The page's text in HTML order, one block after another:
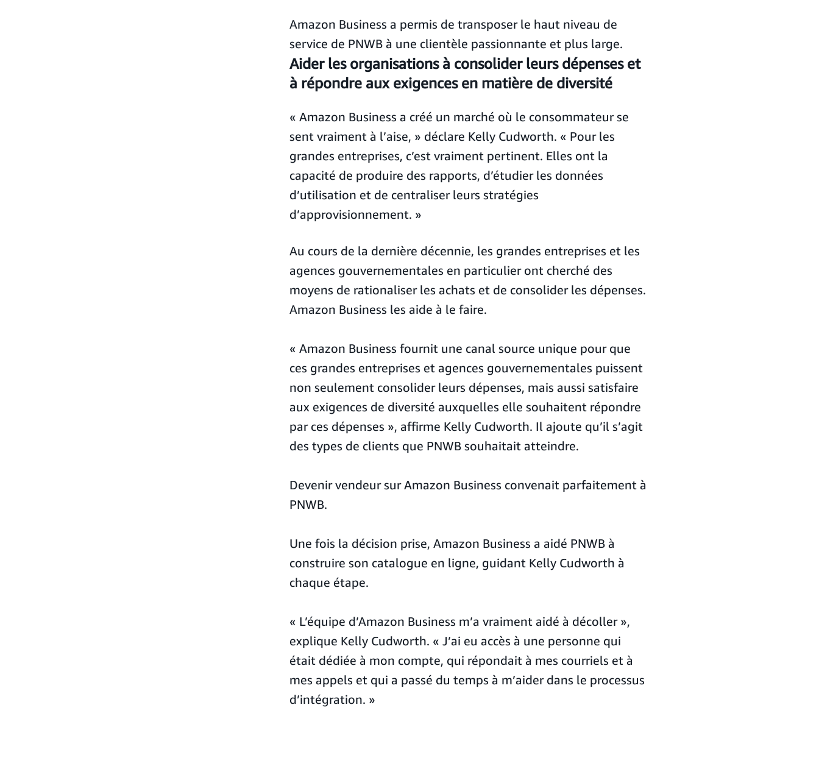
Amazon Business a permis de transposer le haut niveau de
service de PNWB à une clientèle passionnante et plus large.
Aider les organisations à consolider leurs dépenses et
à répondre aux exigences en matière de diversité
« Amazon Business a créé un marché où le consommateur se
sent vraiment à l’aise, » déclare Kelly Cudworth. « Pour les
grandes entreprises, c’est vraiment pertinent. Elles ont la
capacité de produire des rapports, d’étudier les données
d’utilisation et de centraliser leurs stratégies
d’approvisionnement. »
Au cours de la dernière décennie, les grandes entreprises et les
agences gouvernementales en particulier ont cherché des
moyens de rationaliser les achats et de consolider les dépenses.
Amazon Business les aide à le faire.
« Amazon Business fournit une canal source unique pour que
ces grandes entreprises et agences gouvernementales puissent
non seulement consolider leurs dépenses, mais aussi satisfaire
aux exigences de diversité auxquelles elle souhaitent répondre
par ces dépenses », affirme Kelly Cudworth. Il ajoute qu’il s’agit
des types de clients que PNWB souhaitait atteindre.
Devenir vendeur sur Amazon Business convenait parfaitement à
PNWB.
Une fois la décision prise, Amazon Business a aidé PNWB à
construire son catalogue en ligne, guidant Kelly Cudworth à
chaque étape.
« L’équipe d’Amazon Business m’a vraiment aidé à décoller »,
explique Kelly Cudworth. « J’ai eu accès à une personne qui
était dédiée à mon compte, qui répondait à mes courriels et à
mes appels et qui a passé du temps à m’aider dans le processus
d’intégration. »